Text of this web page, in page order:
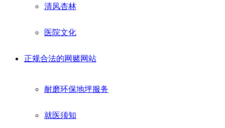
清风杏林
医院文化
正规合法的网赌网站
耐磨环保地坪服务
就医须知